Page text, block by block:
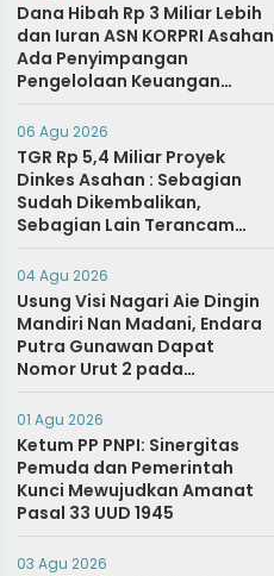
Dana Hibah Rp 3 Miliar Lebih
dan Iuran ASN KORPRI Asahan
Ada Penyimpangan
Pengelolaan Keuangan
Dipertanyakan, Aparat
Diminta Segera Usut
06 Agu 2026
TGR Rp 5,4 Miliar Proyek
Dinkes Asahan : Sebagian
Sudah Dikembalikan,
Sebagian Lain Terancam
Sanksi Hukuman Berat
04 Agu 2026
Usung Visi Nagari Aie Dingin
Mandiri Nan Madani, Endara
Putra Gunawan Dapat
Nomor Urut 2 pada
Penetapan Calon Wali
Nagari.
01 Agu 2026
Ketum PP PNPI: Sinergitas
Pemuda dan Pemerintah
Kunci Mewujudkan Amanat
Pasal 33 UUD 1945
03 Agu 2026